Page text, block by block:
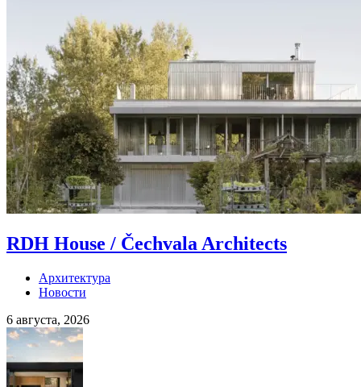
RDH House / Čechvala Architects
Архитектура
Новости
6 августа, 2026